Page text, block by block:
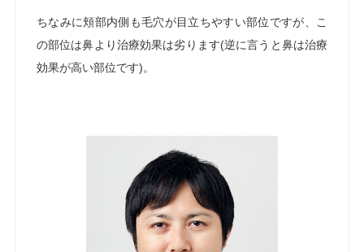
ちなみに頬部内側も毛穴が目立ちやすい部位ですが、こ
の部位は鼻より治療効果は劣ります(逆に言うと鼻は治療
効果が高い部位です)。